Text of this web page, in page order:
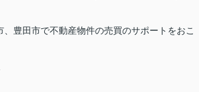
、豊田市で不動産物件の売買のサポートをおこ